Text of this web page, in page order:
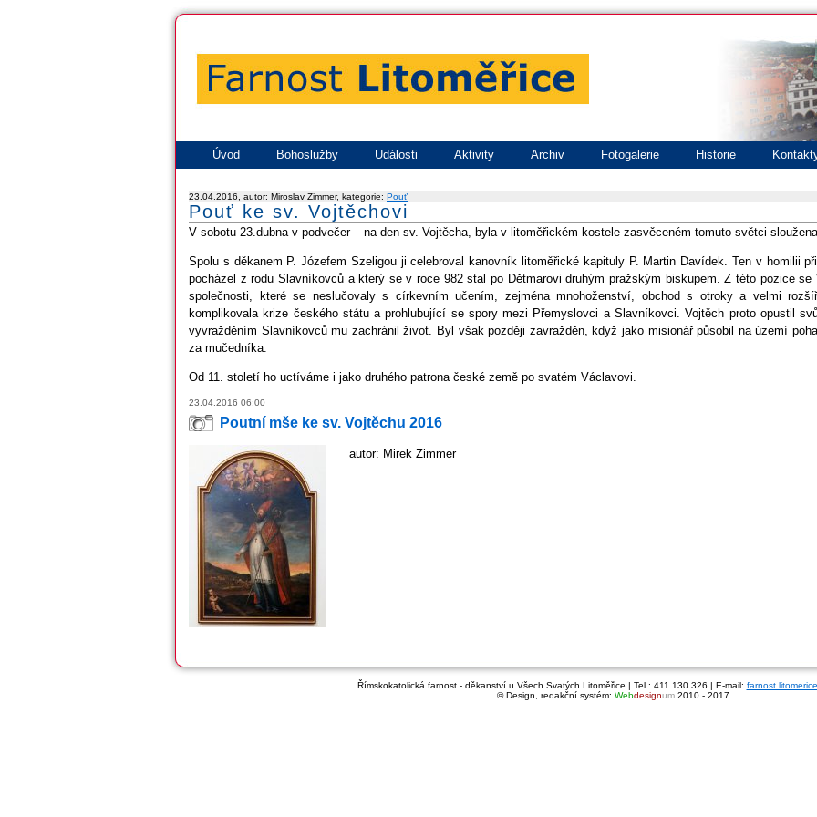
Úvod Bohoslužby Události Aktivity Archiv Fotogalerie Historie
23.04.2016, autor: Miroslav Zimmer, kategorie: Pouť
Pouť ke sv. Vojtěchovi
V sobotu 23.dubna v podvečer – na den sv. Vojtěcha, byla v litoměřickém kostele zasvěceném tomuto světci
Spolu s děkanem P. Józefem Szeligou ji celebroval kanovník litoměřické kapituly P. Martin Davídek. Ten v homilii
pocházel z rodu Slavníkovců a který se v roce 982 stal po Dětmarovi druhým pražským biskupem. Z této pozice
společnosti, které se neslučovaly s církevním učením, zejména mnohoženství, obchod s otroky a velmi
komplikovala krize českého státu a prohlubující se spory mezi Přemyslovci a Slavníkovci. Vojtěch proto opustil
vyvražděním Slavníkovců mu zachránil život. Byl však později zavražděn, když jako misionář působil na území
za mučedníka.
Od 11. století ho uctíváme i jako druhého patrona české země po svatém Václavovi.
23.04.2016 06:00
Poutní mše ke sv. Vojtěchu 2016
autor: Mirek Zimmer
Římskokatolická farnost - děkanství u Všech Svatých Litoměřice | Tel.: 411 130 326 | E-mail:
© Design, redakční systém: Webdesignum2010 - 2017